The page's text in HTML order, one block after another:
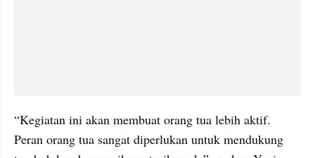
“Kegiatan ini akan membuat orang tua lebih aktif.
Peran orang tua sangat diperlukan untuk mendukung